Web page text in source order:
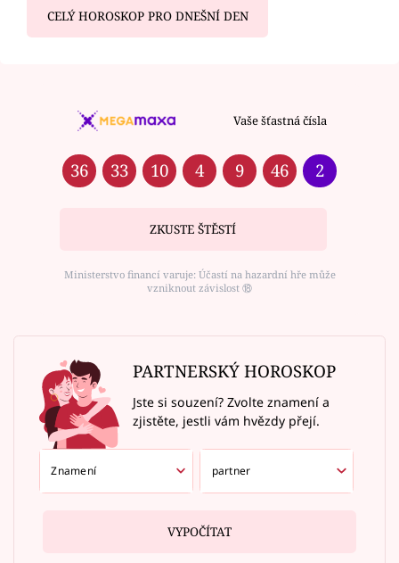
CELÝ HOROSKOP PRO DNEŠNÍ DEN
Vaše šťastná čísla
36 33 10 4 9 46 2
ZKUSTE ŠTĚSTÍ
Ministerstvo financí varuje: Účastí na hazardní hře může
vzniknout závislost ⑱
PARTNERSKÝ HOROSKOP
Jste si souzení? Zvolte znamení a
zjistěte, jestli vám hvězdy přejí.
VYPOČÍTAT